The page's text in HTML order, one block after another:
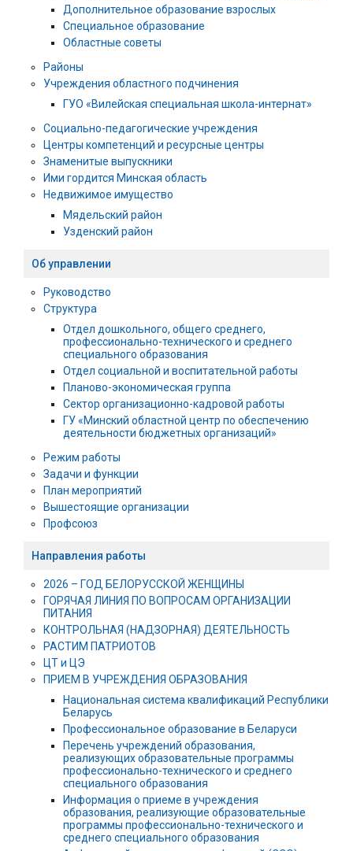
Дополнительное образование взрослых
Специальное образование
Областные советы
Районы
Учреждения областного подчинения
ГУО «Вилейская специальная школа-интернат»
Социально-педагогические учреждения
Центры компетенций и ресурсные центры
Знаменитые выпускники
Ими гордится Минская область
Недвижимое имущество
Мядельский район
Узденский район
Об управлении
Руководство
Структура
Отдел дошкольного, общего среднего,
профессионально-технического и среднего
специального образования
Отдел социальной и воспитательной работы
Планово-экономическая группа
Сектор организационно-кадровой работы
ГУ «Минский областной центр по обеспечению
деятельности бюджетных организаций»
Режим работы
Задачи и функции
План мероприятий
Вышестоящие организации
Профсоюз
Направления работы
2026 – ГОД БЕЛОРУССКОЙ ЖЕНЩИНЫ
ГОРЯЧАЯ ЛИНИЯ ПО ВОПРОСАМ ОРГАНИЗАЦИИ
ПИТАНИЯ
КОНТРОЛЬНАЯ (НАДЗОРНАЯ) ДЕЯТЕЛЬНОСТЬ
РАСТИМ ПАТРИОТОВ
ЦТ и ЦЭ
ПРИЕМ В УЧРЕЖДЕНИЯ ОБРАЗОВАНИЯ
Национальная система квалификаций Республики
Беларусь
Профессиональное образование в Беларуси
Перечень учреждений образования,
реализующих образовательные программы
профессионально-технического и среднего
специального образования
Информация о приеме в учреждения
образования, реализующие образовательные
программы профессионально-технического и
среднего специального образования